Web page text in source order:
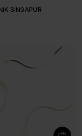
SINGAPUR